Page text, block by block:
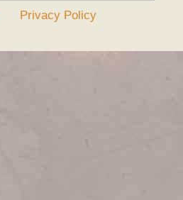
Privacy Policy